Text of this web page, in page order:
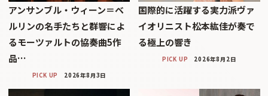
アンサンブル・ウィーン＝ベ
ルリンの名手たちと群響によ
るモーツァルトの協奏曲5作
品…
PICK UP 2026年8月3日
国際的に活躍する実力派ヴァ
イオリニスト松本紘佳が奏で
る極上の響き
PICK UP 2026年8月2日